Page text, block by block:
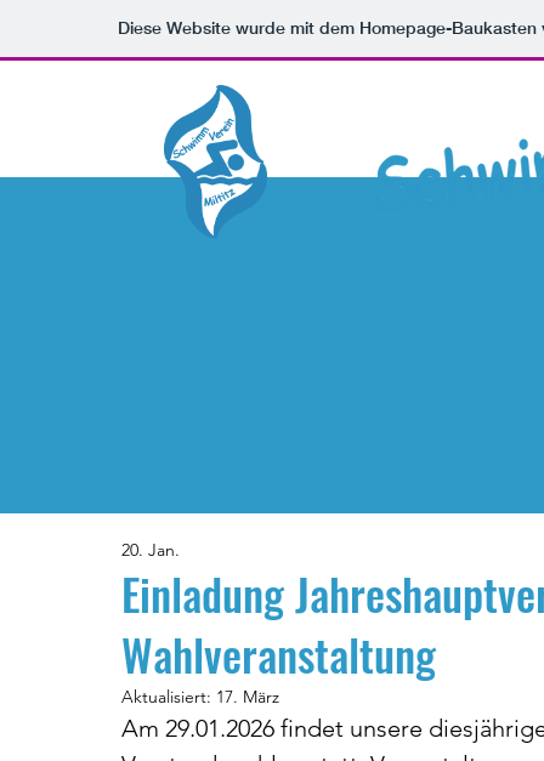
Diese Website wurde mit dem Homepage-
Einladung
Wahlveranstaltung
20. Jan.
Aktualisiert: 17. März
Am 29.01.2026 findet unsere